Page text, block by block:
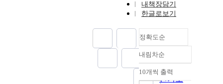
내책장담기
한글로보기
정확도순
정확도
순
인기도
내림차순
내림차순
10개씩 출력